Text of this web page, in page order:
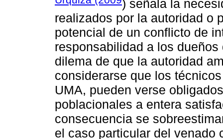
) señala la
realizados por la autoridad o
potencial de un conflicto de
responsabilidad a los
dilema de que la autoridad
considerarse que los
UMA, pueden verse
poblacionales a entera
consecuencia se
el caso particular del venado